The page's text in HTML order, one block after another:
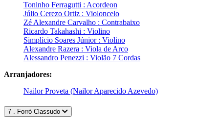
Toninho Ferragutti : Acordeon
Júlio Cerezo Ortiz : Violoncelo
Zé Alexandre Carvalho : Contrabaixo
Ricardo Takahashi : Violino
Simplício Soares Júnior : Violino
Alexandre Razera : Viola de Arco
Alessandro Penezzi : Violão 7 Cordas
Arranjadores:
Nailor Proveta (Nailor Aparecido Azevedo)
7 . Forró Classudo